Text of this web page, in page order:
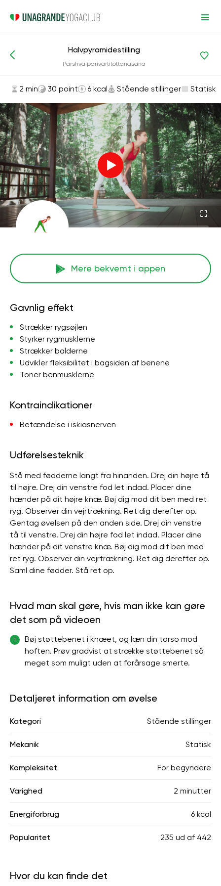
Asanas og øvelser Stående stillinger
Halvpyramidestilling
Parshva parivartitottanasana
2 min 30 point 6 kcal Stående stillinger Statisk
Mere bekvemt i appen
Gavnlig effekt
Strækker rygsøjlen
Styrker rygmusklerne
Strækker balderne
Udvikler fleksibilitet i bagsiden af ​​benene
Toner benmusklerne
Kontraindikationer
Betændelse i iskiasnerven
Udførelsesteknik
Stå med fødderne langt fra hinanden. Drej din højre tå
til højre. Drej din venstre fod let indad. Placer dine
hænder på dit højre knæ. Bøj dig mod dit ben med ret
ryg. Observer din vejrtrækning. Ret dig derefter op.
Gentag øvelsen på den anden side. Drej din venstre
tå til venstre. Drej din højre fod let indad. Placer dine
hænder på dit venstre knæ. Bøj dig mod dit ben med
ret ryg. Observer din vejrtrækning. Ret dig derefter op.
Saml dine fødder. Stå ret op.
Hvad man skal gøre, hvis man ikke kan gøre
det som på videoen
1
Bøj støttebenet i knæet, og læn din torso mod
hoften. Prøv gradvist at strække støttebenet så
meget som muligt uden at forårsage smerte.
Detaljeret information om øvelse
Kategori Stående stillinger
Mekanik Statisk
Kompleksitet For begyndere
Varighed 2 minutter
Energiforbrug 6 kcal
Popularitet 235 ud af 442
Hvor du kan finde det